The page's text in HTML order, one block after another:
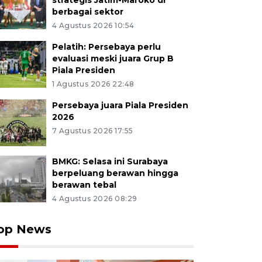
berbagai sektor
4 Agustus 2026 10:54
Pelatih: Persebaya perlu
evaluasi meski juara Grup B
Piala Presiden
1 Agustus 2026 22:48
Persebaya juara Piala Presiden
2026
7 Agustus 2026 17:55
BMKG: Selasa ini Surabaya
berpeluang berawan hingga
berawan tebal
4 Agustus 2026 08:29
News